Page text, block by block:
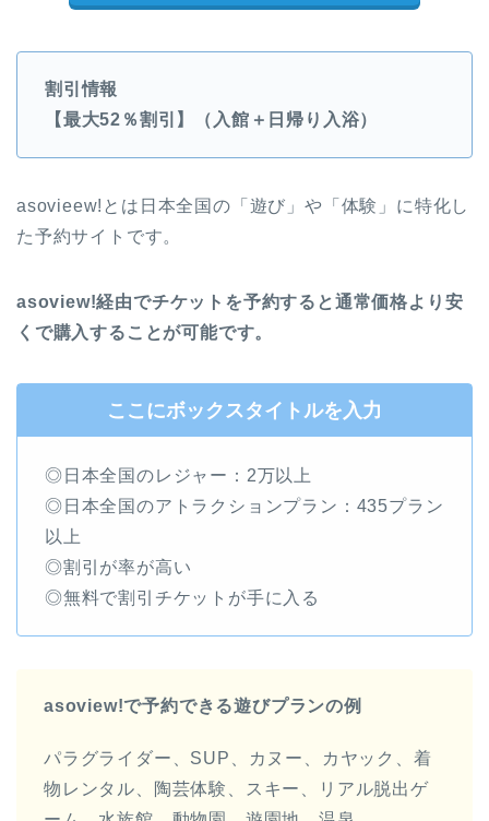
割引情報
【最大52％割引】（入館＋日帰り入浴）
asovieew!とは日本全国の「遊び」や「体験」に特化し
た予約サイトです。
asoview!経由でチケットを予約すると通常価格より安
くで購入することが可能です。
ここにボックスタイトルを入力
◎日本全国のレジャー：2万以上
◎日本全国のアトラクションプラン：435プラン
以上
◎割引が率が高い
◎無料で割引チケットが手に入る
asoview!で予約できる遊びプランの例
パラグライダー、SUP、カヌー、カヤック、着
物レンタル、陶芸体験、スキー、リアル脱出ゲ